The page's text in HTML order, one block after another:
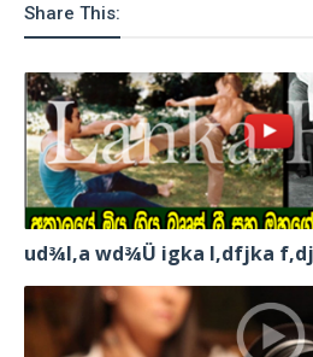
Share This:
ud¾I,a wd¾Ü igka l,dfjka